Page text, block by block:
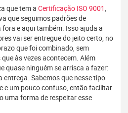
que tem a Certificação ISO 9001,
que seguimos padrões de
e aqui também. Isso ajuda a
vai ser entregue do jeito certo, no
que foi combinado, sem
às vezes acontecem. Além
quase ninguém se arrisca a fazer:
entrega. Sabemos que nesse tipo
e um pouco confuso, então facilitar
uma forma de respeitar esse